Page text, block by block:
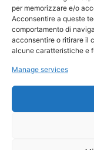
per memorizzare e/o
Acconsentire a queste
comportamento di
acconsentire o ritirare il
alcune caratteristiche e
Manage services
Subaru